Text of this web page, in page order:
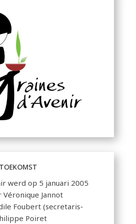
werd op 5 januari 2005
Jannot
Foubert (secretaris-
Poiret